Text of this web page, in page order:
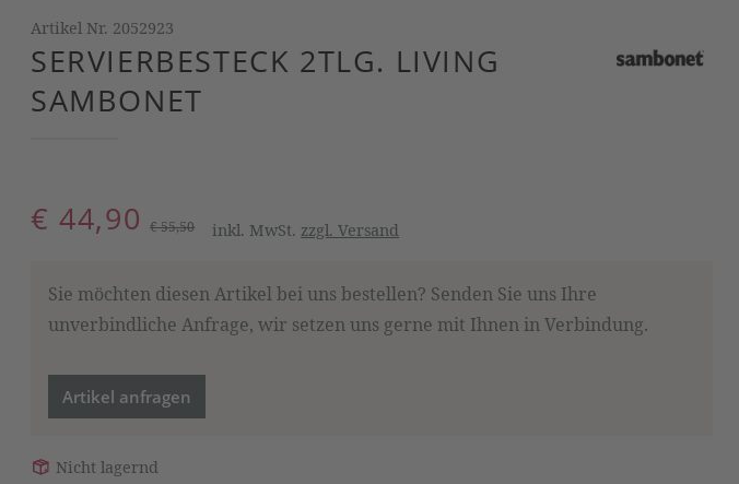
Artikel Nr. 2052923
SERVIERBESTECK 2TLG. LIVING
SAMBONET
€ 44,90 € 55,50 inkl. MwSt. zzgl. Versand
Sie möchten diesen Artikel bei uns bestellen? Senden Sie uns Ihre
unverbindliche Anfrage, wir setzen uns gerne mit Ihnen in Verbindung.
Artikel anfragen
Nicht lagernd